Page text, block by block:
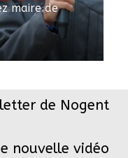
maire de
de Nogent
nouvelle vidéo